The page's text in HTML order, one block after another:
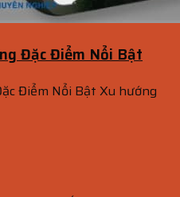
Đặc Điểm Nổi Bật
Điểm Nổi Bật Xu hướng